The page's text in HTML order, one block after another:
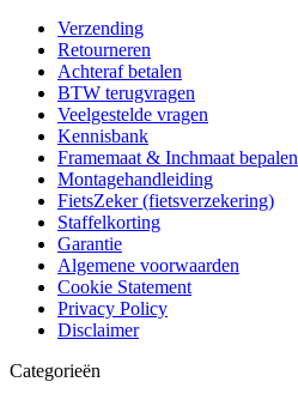
Verzending
Retourneren
Achteraf betalen
BTW terugvragen
Veelgestelde vragen
Kennisbank
Framemaat & Inchmaat bepalen
Montagehandleiding
FietsZeker (fietsverzekering)
Staffelkorting
Garantie
Algemene voorwaarden
Cookie Statement
Privacy Policy
Disclaimer
Categorieën